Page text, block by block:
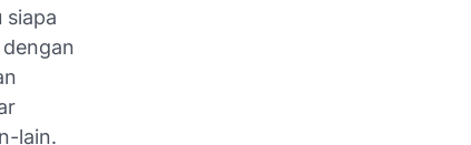
siapa
lain.